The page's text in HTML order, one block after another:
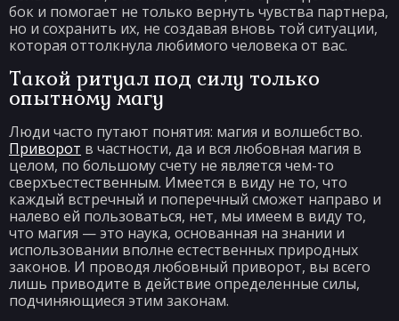
бок и помогает не только вернуть чувства партнера,
но и сохранить их, не создавая вновь той ситуации,
которая оттолкнула любимого человека от вас.
Такой ритуал под силу только
опытному магу
Люди часто путают понятия: магия и волшебство.
Приворот в частности, да и вся любовная магия в
целом, по большому счету не является чем-то
сверхъестественным. Имеется в виду не то, что
каждый встречный и поперечный сможет направо и
налево ей пользоваться, нет, мы имеем в виду то,
что магия — это наука, основанная на знании и
использовании вполне естественных природных
законов. И проводя любовный приворот, вы всего
лишь приводите в действие определенные силы,
подчиняющиеся этим законам.